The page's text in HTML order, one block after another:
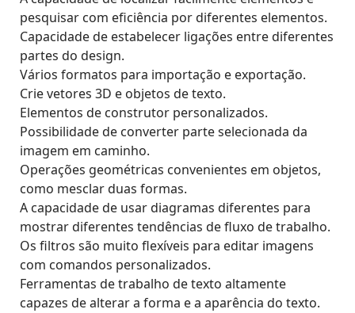
pesquisar com eficiência por diferentes elementos.
Capacidade de estabelecer ligações entre diferentes
partes do design.
Vários formatos para importação e exportação.
Crie vetores 3D e objetos de texto.
Elementos de construtor personalizados.
Possibilidade de converter parte selecionada da
imagem em caminho.
Operações geométricas convenientes em objetos,
como mesclar duas formas.
A capacidade de usar diagramas diferentes para
mostrar diferentes tendências de fluxo de trabalho.
Os filtros são muito flexíveis para editar imagens
com comandos personalizados.
Ferramentas de trabalho de texto altamente
capazes de alterar a forma e a aparência do texto.